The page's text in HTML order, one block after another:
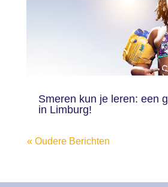
Smeren kun je leren: een
in Limburg!
« Oudere Berichten